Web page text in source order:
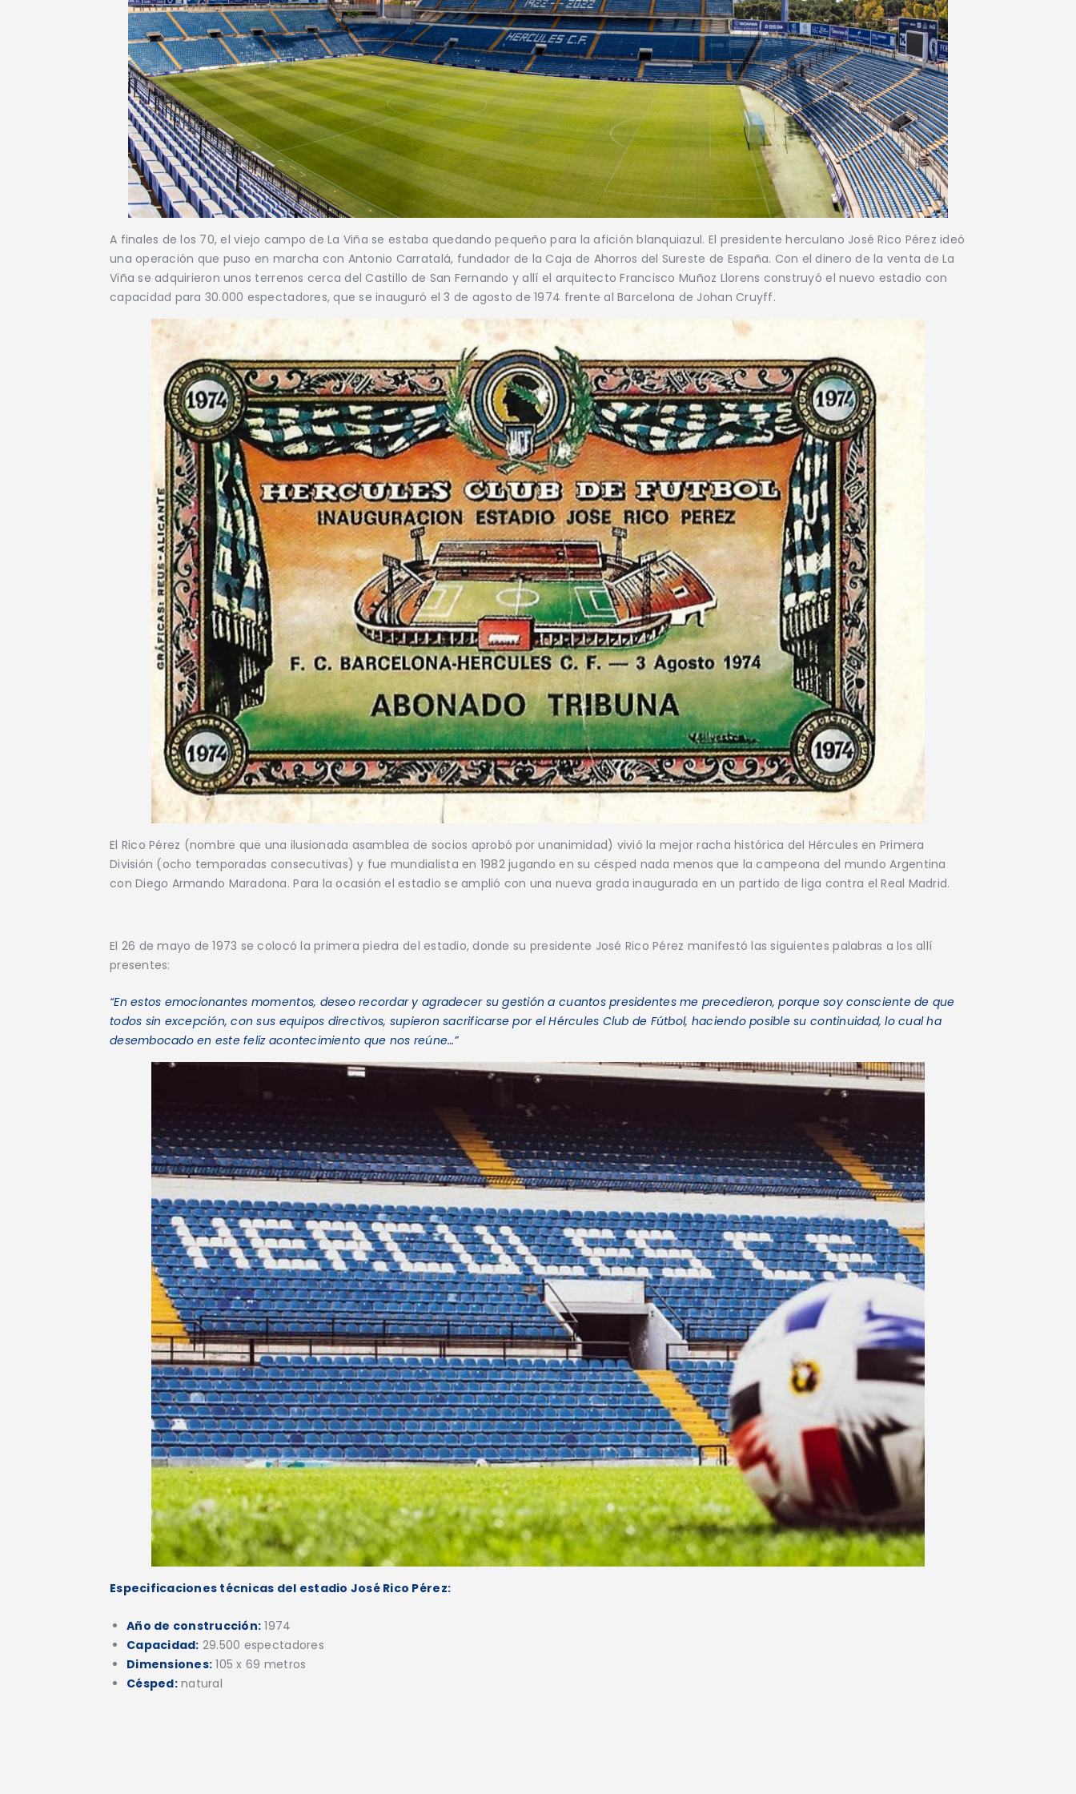
A finales de los 70, el viejo campo de La Viña se estaba quedando pequeño para la afición blanquiazul. El presidente herculano José Rico Pérez ideó
una operación que puso en marcha con Antonio Carratalá, fundador de la Caja de Ahorros del Sureste de España. Con el dinero de la venta de La
Viña se adquirieron unos terrenos cerca del Castillo de San Fernando y allí el arquitecto Francisco Muñoz Llorens construyó el nuevo estadio con
capacidad para 30.000 espectadores, que se inauguró el 3 de agosto de 1974 frente al Barcelona de Johan Cruyff.
El Rico Pérez (nombre que una ilusionada asamblea de socios aprobó por unanimidad) vivió la mejor racha histórica del Hércules en Primera
División (ocho temporadas consecutivas) y fue mundialista en 1982 jugando en su césped nada menos que la campeona del mundo Argentina
con Diego Armando Maradona. Para la ocasión el estadio se amplió con una nueva grada inaugurada en un partido de liga contra el Real Madrid.
El 26 de mayo de 1973 se colocó la primera piedra del estadio, donde su presidente José Rico Pérez manifestó las siguientes palabras a los allí
presentes:
“En estos emocionantes momentos, deseo recordar y agradecer su gestión a cuantos presidentes me precedieron, porque soy consciente de que
todos sin excepción, con sus equipos directivos, supieron sacrificarse por el Hércules Club de Fútbol, haciendo posible su continuidad, lo cual ha
desembocado en este feliz acontecimiento que nos reúne…”
Especificaciones técnicas del estadio José Rico Pérez:
Año de construcción: 1974
Capacidad: 29.500 espectadores
Dimensiones: 105 x 69 metros
Césped:natural